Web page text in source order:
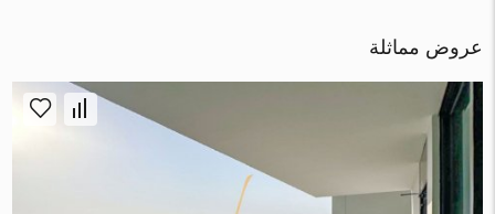
عروض مماثلة